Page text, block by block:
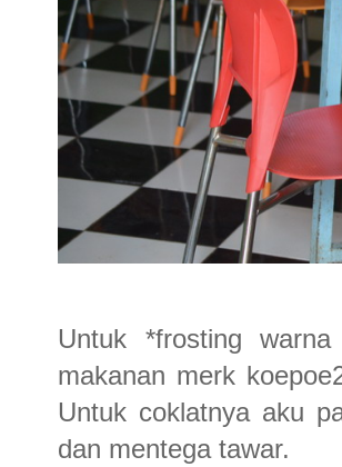
Untuk *frosting
makanan merk
Untuk coklatnya aku
dan mentega tawar.